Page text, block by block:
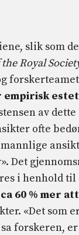
slik som
Royal
av dette
ofte
Det
i henhold til
ca 60 % mer
«Det som
forskeren,